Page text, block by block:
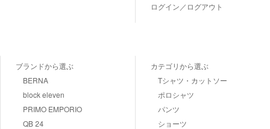
ログイン／ログアウト
ブランドから選ぶ
BERNA
block eleven
PRIMO EMPORIO
QB 24
カテゴリから選ぶ
Tシャツ・カットソー
ポロシャツ
パンツ
ショーツ